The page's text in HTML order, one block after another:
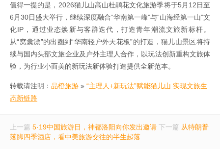
值得一提的是，2026猫儿山高山杜鹃花文化旅游季将于5月12日至
6月30日盛大举行，继续深度融合“华南第一峰”与“山海经第一山”文
化IP，通过业态焕新与客群迭代，打造青年潮流文旅新标杆。
从“窝囊漂”的出圈到“华南轻户外天花板”的打造，猫儿山景区将持
续与国内头部文旅企业及户外主理人合作，以玩法创新重构文旅体
验，为行业小而美的新玩法新体验打造提供全新范本。
转载请注明： 品橙旅游 » “主理人+新玩法”赋能猫儿山 实现文旅生
态新链路
上一篇 5·19中国旅游日，神都洛阳向你发出邀请 下一篇 从特朗普
落脚四季酒店，看中美旅游交往的半生起落